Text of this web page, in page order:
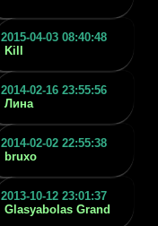
2015-04-03 08:40:48
Kill
2014-02-16 23:55:56
Лина
2014-02-02 22:55:38
bruxo
2013-10-12 23:01:37
Glasyabolas Grand